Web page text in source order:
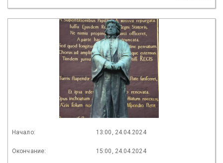
Начало: 13:00, 24.04.2024
Окончание: 15:00, 24.04.2024